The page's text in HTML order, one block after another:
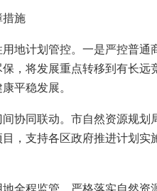
施
计划管控。一是严控普通
，将发展重点转移到有长
平稳发展。
同联动。市自然资源规划
，支持各区政府推进计划
程监管。严格落实自然资